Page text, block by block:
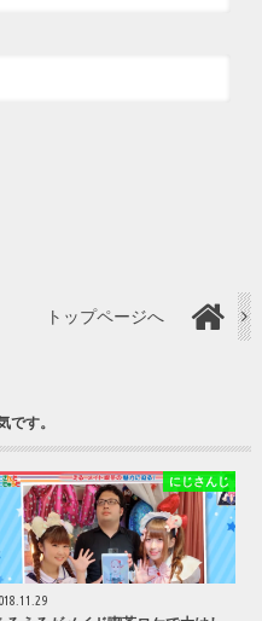
トップページへ
です。
にじさんじ